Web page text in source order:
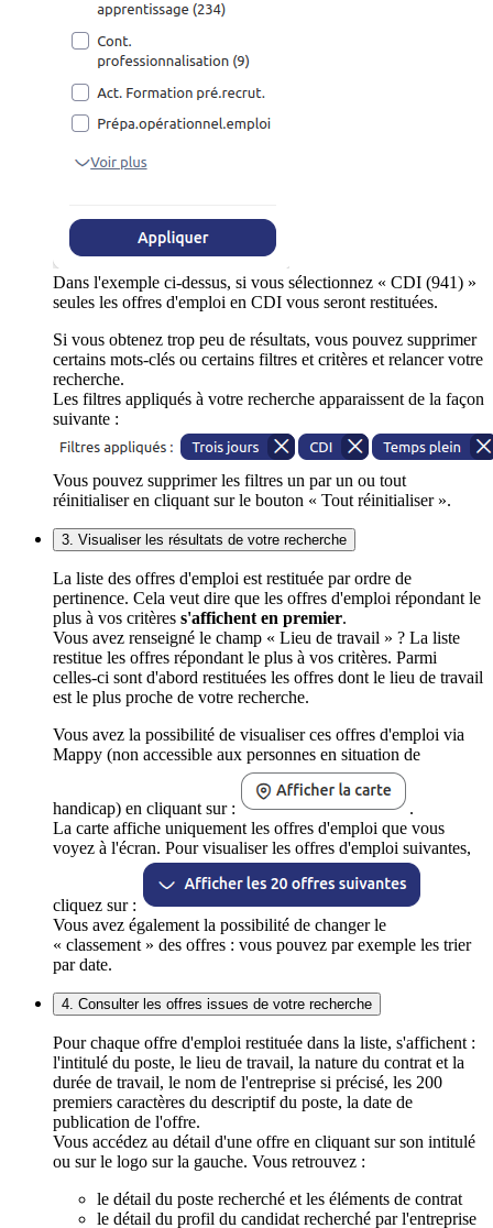
Dans l'exemple ci-dessus, si vous sélectionnez « CDI (941) »
seules les offres d'emploi en CDI vous seront restituées.
Si vous obtenez trop peu de résultats, vous pouvez supprimer
certains mots-clés ou certains filtres et critères et relancer votre
recherche.
Les filtres appliqués à votre recherche apparaissent de la façon
suivante :
Vous pouvez supprimer les filtres un par un ou tout
réinitialiser en cliquant sur le bouton « Tout réinitialiser ».
3. Visualiser les résultats de votre recherche
La liste des offres d'emploi est restituée par ordre de
pertinence. Cela veut dire que les offres d'emploi répondant le
plus à vos critères s'affichent en premier.
Vous avez renseigné le champ « Lieu de travail » ? La liste
restitue les offres répondant le plus à vos critères. Parmi
celles-ci sont d'abord restituées les offres dont le lieu de travail
est le plus proche de votre recherche.
Vous avez la possibilité de visualiser ces offres d'emploi via
Mappy (non accessible aux personnes en situation de
handicap) en cliquant sur :
.
La carte affiche uniquement les offres d'emploi que vous
voyez à l'écran. Pour visualiser les offres d'emploi suivantes,
cliquez sur :
Vous avez également la possibilité de changer le
« classement » des offres : vous pouvez par exemple les trier
par date.
4. Consulter les offres issues de votre recherche
Pour chaque offre d'emploi restituée dans la liste, s'affichent :
l'intitulé du poste, le lieu de travail, la nature du contrat et la
durée de travail, le nom de l'entreprise si précisé, les 200
premiers caractères du descriptif du poste, la date de
publication de l'offre.
Vous accédez au détail d'une offre en cliquant sur son intitulé
ou sur le logo sur la gauche. Vous retrouvez :
le détail du poste recherché et les éléments de contrat
le détail du profil du candidat recherché par l'entreprise